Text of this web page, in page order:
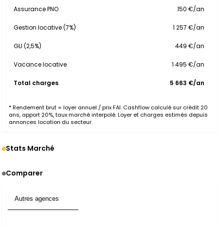
Assurance PNO 150 €/an
Gestion locative (7%) 1 257 €/an
GLI (2,5%) 449 €/an
Vacance locative 1 495 €/an
Total charges 5 663 €/an
* Rendement brut = loyer annuel / prix FAI. Cashflow calculé sur crédit 20
ans, apport 20%, taux marché interpolé. Loyer et charges estimés depuis
annonces location du secteur.
Stats Marché
Comparer
Autres agences